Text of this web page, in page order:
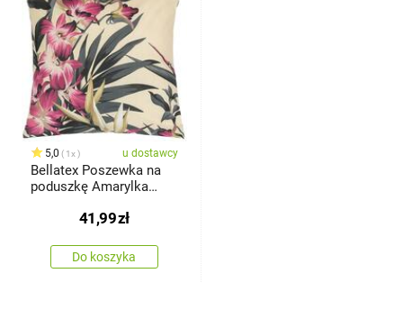
5,0 1x u dostawcy
Bellatex Poszewka na
poduszkę Amarylka
41,99zł
Do koszyka